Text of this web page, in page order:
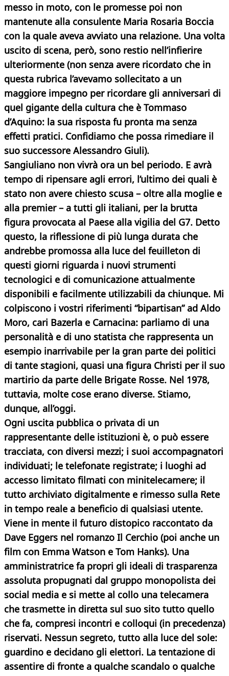
messo in moto, con le promesse poi non
mantenute alla consulente Maria Rosaria Boccia
con la quale aveva avviato una relazione. Una volta
uscito di scena, però, sono restio nell’infierire
ulteriormente (non senza avere ricordato che in
questa rubrica l’avevamo sollecitato a un
maggiore impegno per ricordare gli anniversari di
quel gigante della cultura che è Tommaso
d’Aquino: la sua risposta fu pronta ma senza
effetti pratici. Confidiamo che possa rimediare il
suo successore Alessandro Giuli).
Sangiuliano non vivrà ora un bel periodo. E avrà
tempo di ripensare agli errori, l’ultimo dei quali è
stato non avere chiesto scusa – oltre alla moglie e
alla premier – a tutti gli italiani, per la brutta
figura provocata al Paese alla vigilia del G7. Detto
questo, la riflessione di più lunga durata che
andrebbe promossa alla luce del feuilleton di
questi giorni riguarda i nuovi strumenti
tecnologici e di comunicazione attualmente
disponibili e facilmente utilizzabili da chiunque. Mi
colpiscono i vostri riferimenti “bipartisan” ad Aldo
Moro, cari Bazerla e Carnacina: parliamo di una
personalità e di uno statista che rappresenta un
esempio inarrivabile per la gran parte dei politici
di tante stagioni, quasi una figura Christi per il suo
martirio da parte delle Brigate Rosse. Nel 1978,
tuttavia, molte cose erano diverse. Stiamo,
dunque, all’oggi.
Ogni uscita pubblica o privata di un
rappresentante delle istituzioni è, o può essere
tracciata, con diversi mezzi; i suoi accompagnatori
individuati; le telefonate registrate; i luoghi ad
accesso limitato filmati con minitelecamere; il
tutto archiviato digitalmente e rimesso sulla Rete
in tempo reale a beneficio di qualsiasi utente.
Viene in mente il futuro distopico raccontato da
Dave Eggers nel romanzo Il Cerchio (poi anche un
film con Emma Watson e Tom Hanks). Una
amministratrice fa propri gli ideali di trasparenza
assoluta propugnati dal gruppo monopolista dei
social media e si mette al collo una telecamera
che trasmette in diretta sul suo sito tutto quello
che fa, compresi incontri e colloqui (in precedenza)
riservati. Nessun segreto, tutto alla luce del sole:
guardino e decidano gli elettori. La tentazione di
assentire di fronte a qualche scandalo o qualche